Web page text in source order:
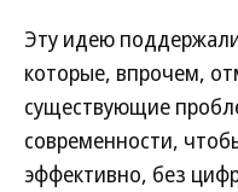
Эту идею
которые, впрочем,
существующие
современности,
эффективно, без